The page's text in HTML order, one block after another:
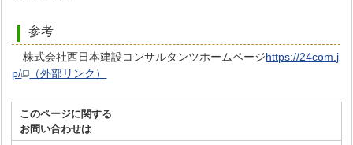
参考
株式会社西日本建設コンサルタンツホームページhttps://24com.j
p/
（外部リンク）
このページに関する
お問い合わせは